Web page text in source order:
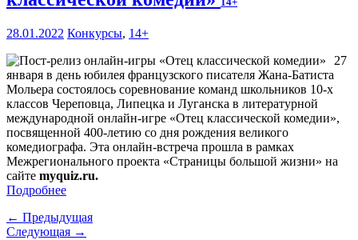
28.01.2022 Конкурсы, 14+
27
января в день юбилея французского писателя Жана-Батиста
Мольера состоялось соревнование команд школьников 10-х
классов Череповца, Липецка и Луганска в литературной
международной онлайн-игре «Отец классической комедии»,
посвященной 400-летию со дня рождения великого
комедиографа. Эта онлайн-встреча прошла в рамках
Межрегионального проекта «Страницы большой жизни» на
сайте myquiz.ru.
Подробнее
← Предыдущая
Следующая →